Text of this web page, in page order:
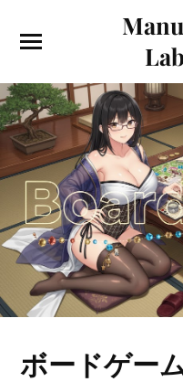
ボードゲー